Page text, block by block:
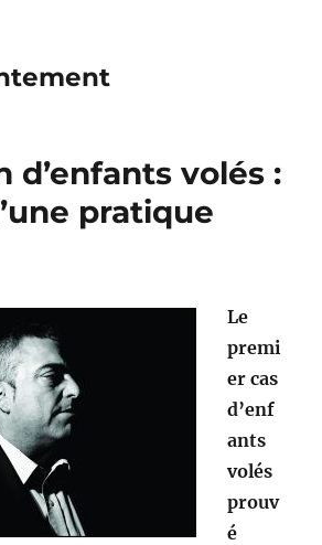
d’enfants volés :
pratique
Le
premi
er cas
d’enf
ants
volés
prouv
é